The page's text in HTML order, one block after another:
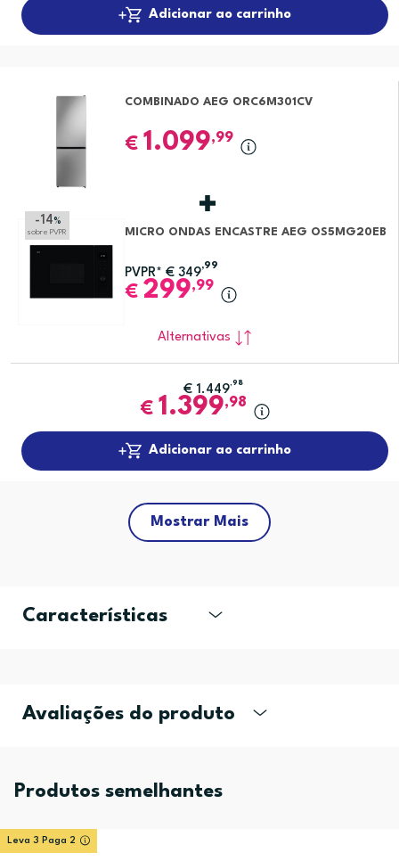
Adicionar ao carrinho
COMBINADO AEG ORC6M301CV
€ 1.099,99
-14 %
sobre PVPR MICRO ONDAS ENCASTRE AEG OS5MG20EB
PVPR* € 349
,99
€ 299,99
Alternativas
€ 1.449 ,98
€ 1.399,98
Adicionar ao carrinho
Mostrar Mais
Características
Avaliações do produto
Produtos semelhantes
Leva 3 Paga 2